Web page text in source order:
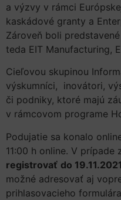
a výzvy v rámci
kaskádové granty a
Zároveň boli
teda EIT Manufacturing,
Cieľovou skupinou
výskumníci, inovátori,
či podniky, ktoré majú
v rámcovom programe
Podujatie sa konalo
11:00 h online. V prípade
registrovať do
možné adresovať aj
prihlasovacieho